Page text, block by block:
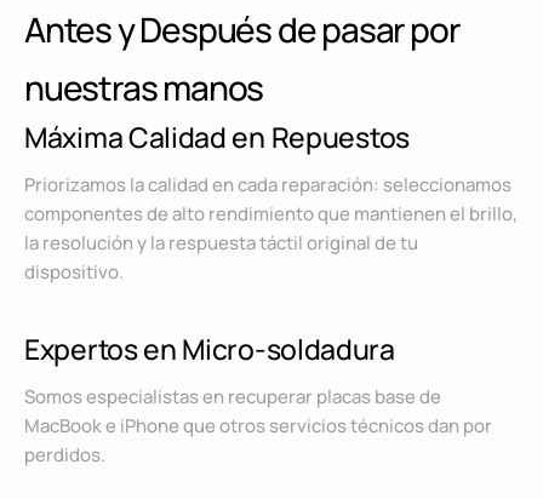
Antes y Después de pasar por
nuestras manos
Máxima Calidad en Repuestos
Priorizamos la calidad en cada reparación: seleccionamos
componentes de alto rendimiento que mantienen el brillo,
la resolución y la respuesta táctil original de tu
dispositivo.
Expertos en Micro-soldadura
Somos especialistas en recuperar placas base de
MacBook e iPhone que otros servicios técnicos dan por
perdidos.